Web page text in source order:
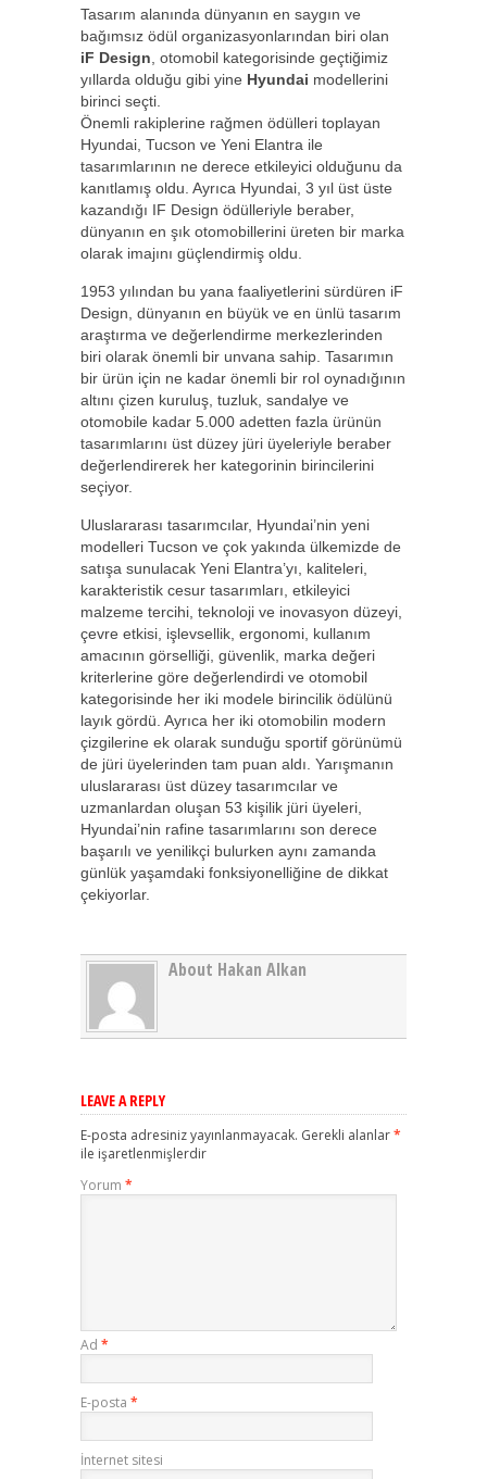
Tasarım alanında dünyanın en saygın ve
bağımsız ödül organizasyonlarından biri olan
iF Design , otomobil kategorisinde geçtiğimiz
yıllarda olduğu gibi yine Hyundai modellerini
birinci seçti.
Önemli rakiplerine rağmen ödülleri toplayan
Hyundai, Tucson ve Yeni Elantra ile
tasarımlarının ne derece etkileyici olduğunu da
kanıtlamış oldu. Ayrıca Hyundai, 3 yıl üst üste
kazandığı IF Design ödülleriyle beraber,
dünyanın en şık otomobillerini üreten bir marka
olarak imajını güçlendirmiş oldu.
1953 yılından bu yana faaliyetlerini sürdüren iF
Design, dünyanın en büyük ve en ünlü tasarım
araştırma ve değerlendirme merkezlerinden
biri olarak önemli bir unvana sahip. Tasarımın
bir ürün için ne kadar önemli bir rol oynadığının
altını çizen kuruluş, tuzluk, sandalye ve
otomobile kadar 5.000 adetten fazla ürünün
tasarımlarını üst düzey jüri üyeleriyle beraber
değerlendirerek her kategorinin birincilerini
seçiyor.
Uluslararası tasarımcılar, Hyundai’nin yeni
modelleri Tucson ve çok yakında ülkemizde de
satışa sunulacak Yeni Elantra’yı, kaliteleri,
karakteristik cesur tasarımları, etkileyici
malzeme tercihi, teknoloji ve inovasyon düzeyi,
çevre etkisi, işlevsellik, ergonomi, kullanım
amacının görselliği, güvenlik, marka değeri
kriterlerine göre değerlendirdi ve otomobil
kategorisinde her iki modele birincilik ödülünü
layık gördü. Ayrıca her iki otomobilin modern
çizgilerine ek olarak sunduğu sportif görünümü
de jüri üyelerinden tam puan aldı. Yarışmanın
uluslararası üst düzey tasarımcılar ve
uzmanlardan oluşan 53 kişilik jüri üyeleri,
Hyundai’nin rafine tasarımlarını son derece
başarılı ve yenilikçi bulurken aynı zamanda
günlük yaşamdaki fonksiyonelliğine de dikkat
çekiyorlar.
About Hakan Alkan
LEAVE A REPLY
E-posta adresiniz yayınlanmayacak. Gerekli alanlar*
ile işaretlenmişlerdir
Yorum *
Ad *
E-posta *
İnternet sitesi